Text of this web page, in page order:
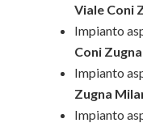
Viale Coni
Impianto
Coni
Impianto
Zugna
Impianto